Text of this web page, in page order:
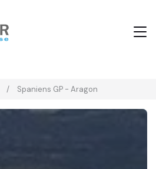
Spaniens GP - Aragon